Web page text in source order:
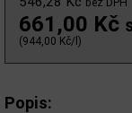
bez DPH
661,00 Kč
(944,00 Kč/l)
Popis: